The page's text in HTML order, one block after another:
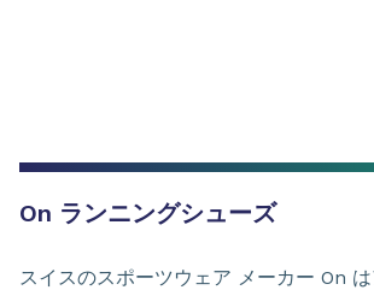
On ランニングシューズ
スイスのスポーツウェア メーカー On